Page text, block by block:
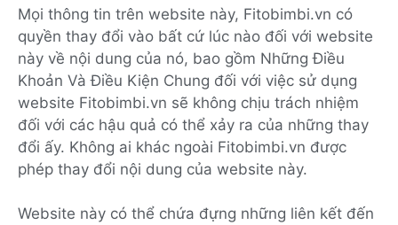
Mọi thông tin trên website này, Fitobimbi.vn có
quyền thay đổi vào bất cứ lúc nào đối với website
này về nội dung của nó, bao gồm Những Điều
Khoản Và Điều Kiện Chung đối với việc sử dụng
website Fitobimbi.vn sẽ không chịu trách nhiệm
đối với các hậu quả có thể xảy ra của những thay
đổi ấy. Không ai khác ngoài Fitobimbi.vn được
phép thay đổi nội dung của website này.
Website này có thể chứa đựng những liên kết đến